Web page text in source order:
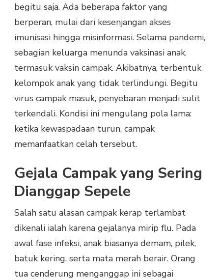
begitu saja. Ada beberapa faktor yang
berperan, mulai dari kesenjangan akses
imunisasi hingga misinformasi. Selama pandemi,
sebagian keluarga menunda vaksinasi anak,
termasuk vaksin campak. Akibatnya, terbentuk
kelompok anak yang tidak terlindungi. Begitu
virus campak masuk, penyebaran menjadi sulit
terkendali. Kondisi ini mengulang pola lama:
ketika kewaspadaan turun, campak
memanfaatkan celah tersebut.
Gejala Campak yang Sering
Dianggap Sepele
Salah satu alasan campak kerap terlambat
dikenali ialah karena gejalanya mirip flu. Pada
awal fase infeksi, anak biasanya demam, pilek,
batuk kering, serta mata merah berair. Orang
tua cenderung menganggap ini sebagai